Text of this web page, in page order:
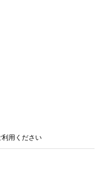
利用ください